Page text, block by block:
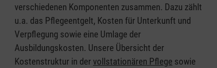
verschiedenen Komponenten zusammen. Dazu zählt
u.a. das Pflegeentgelt, Kosten für Unterkunft und
Verpflegung sowie eine Umlage der
Ausbildungskosten. Unsere Übersicht der
Kostenstruktur in der vollstationären Pflege sowie